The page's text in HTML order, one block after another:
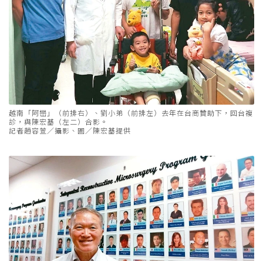
越南「阿巒」（前排右）、劉小弟（前排左）去年在台商贊助下，回台複
診，與陳宏基（左二）合影。
記者趙容萱／攝影、圖／陳宏基提供